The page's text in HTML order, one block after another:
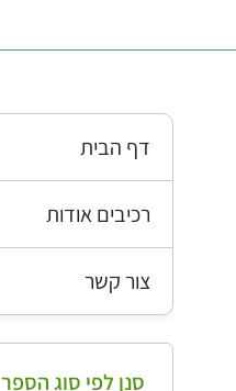
דף הבית
רכיבים אודות
צור קשר
סנן לפי סוג הספר